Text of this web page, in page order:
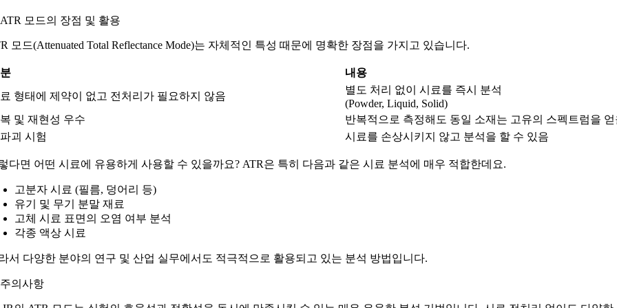
모드의 장점 및 활용
모드(Attenuated Total Reflectance Mode)는 자체적인 특성 때문에 명확한 장점을 가지고 있습니다.
내용
형태에 제약이 없고 전처리가 필요하지 않음
별도 처리 없이 시료를 즉시 분석
(Powder, Liquid, Solid)
및 재현성 우수
반복적으로 측정해도 동일 소재는 고유의 스펙트럼을
괴 시험
시료를 손상시키지 않고 분석을 할 수 있음
다면 어떤 시료에 유용하게 사용할 수 있을까요? ATR은 특히 다음과 같은 시료 분석에 매우 적합한데요.
고분자 시료 (필름, 덩어리 등)
유기 및 무기 분말 재료
고체 시료 표면의 오염 여부 분석
각종 액상 시료
서 다양한 분야의 연구 및 산업 실무에서도 적극적으로 활용되고 있는 분석 방법입니다.
의사항